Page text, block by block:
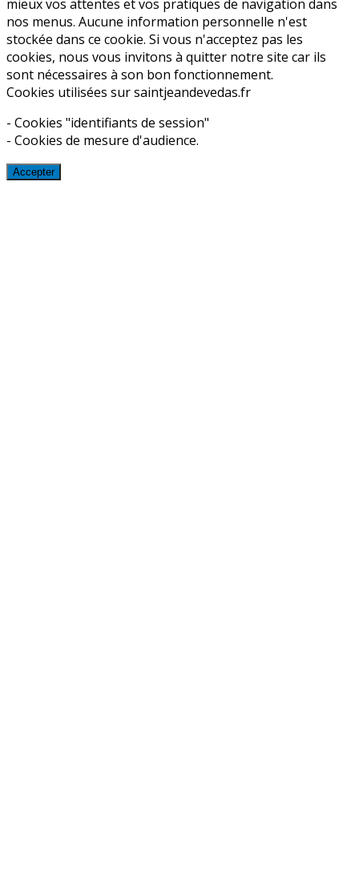
mieux vos attentes et vos pratiques de navigation dans
nos menus. Aucune information personnelle n'est
stockée dans ce cookie. Si vous n'acceptez pas les
cookies, nous vous invitons à quitter notre site car ils
sont nécessaires à son bon fonctionnement.
Cookies utilisées sur saintjeandevedas.fr
- Cookies "identifiants de session"
- Cookies de mesure d'audience.
Accepter